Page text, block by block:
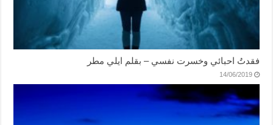
فقدتُ احبائي وخسرت نفسي – بقلم ايلي مطر
14/06/2019